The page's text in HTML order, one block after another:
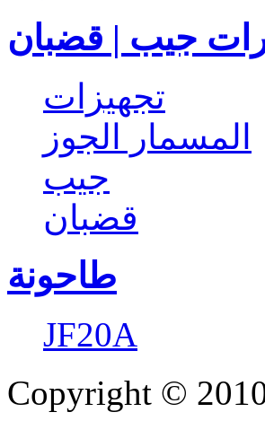
جيب | قضبان
تجهيزات
المسمار الجوز
جيب
قضبان
طاحونة
JF20A
Copyright ©